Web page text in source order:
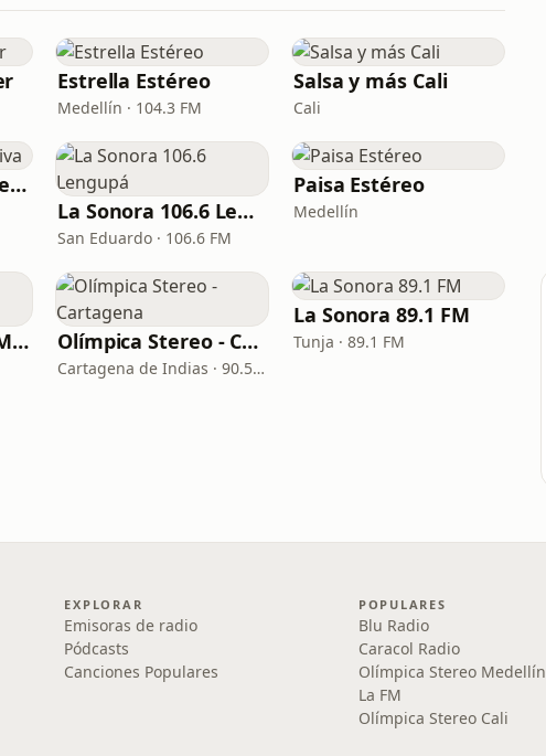
Estrella Estéreo
Medellín · 104.3 FM
Salsa y más Cali
Cali
Olímpica Stereo Neiva
La Sonora 106.6 Lengupá
San Eduardo · 106.6 FM
Paisa Estéreo
Medellín
Olímpica Stereo - Manizales Olímpica Stereo - Cartagena
Cartagena de Indias · 90.5 FM
La Sonora 89.1 FM
Tunja · 89.1 FM
EXPLORAR
Emisoras de radio
Pódcasts
Canciones Populares
POPULARES
Blu Radio
Caracol Radio
Olímpica Stereo Medellín
La FM
Olímpica Stereo Cali